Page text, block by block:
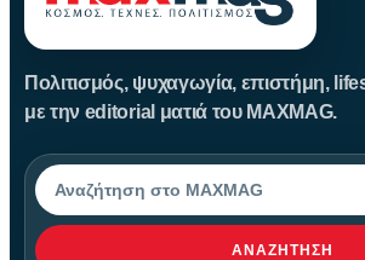
Πολιτισμός, ψυχαγωγία, επιστήμη,
με την editorial ματιά του MAXMAG.
Αναζήτηση
ΑΝΑΖΉΤΗΣΗ